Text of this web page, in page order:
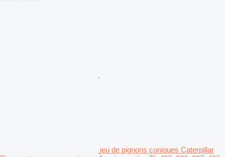
jeu de pignons coniques Caterpillar